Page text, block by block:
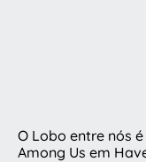
O Lobo entre nós
Among Us em